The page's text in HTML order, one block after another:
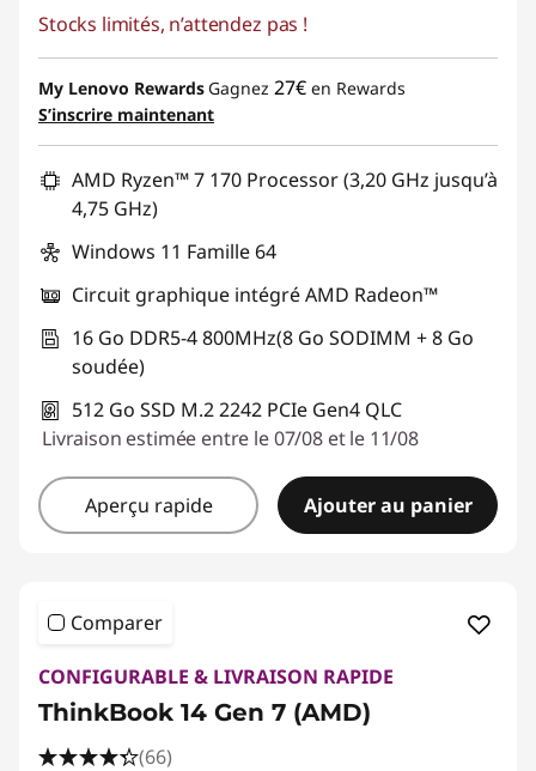
Stocks limités, n’attendez pas !
My Lenovo Rewards Gagnez 27€ en Rewards
S’inscrire maintenant
AMD Ryzen™ 7 170 Processor (3,20 GHz jusqu’à
4,75 GHz)
Windows 11 Famille 64
Circuit graphique intégré AMD Radeon™
16 Go DDR5-4 800MHz(8 Go SODIMM + 8 Go
soudée)
512 Go SSD M.2 2242 PCIe Gen4 QLC
Livraison estimée entre le 07/08 et le 11/08
Aperçu rapide Ajouter au panier
Comparer
CONFIGURABLE & LIVRAISON RAPIDE
ThinkBook 14 Gen 7 (AMD)
(66)